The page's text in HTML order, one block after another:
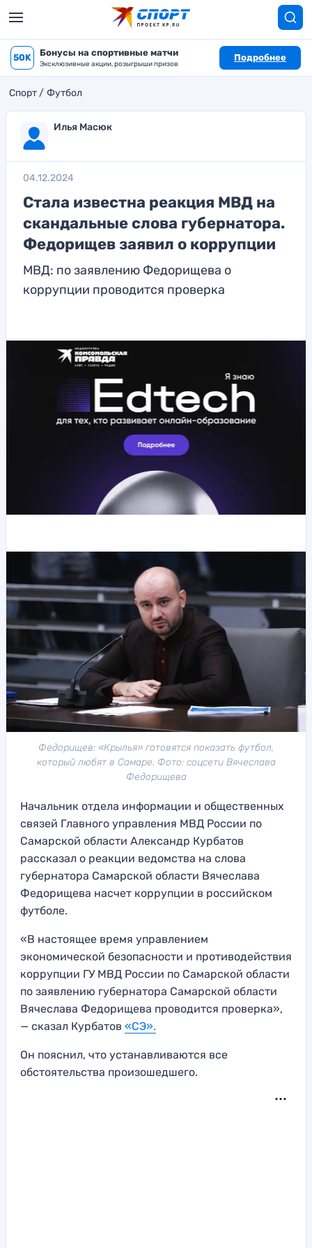
50K Бонусы на спортивные матчи
Эксклюзивные акции, розыгрыши призов
Подробнее
Спорт Футбол
Илья Масюк
04.12.2024
Стала известна реакция МВД на
скандальные слова губернатора.
Федорищев заявил о коррупции
МВД: по заявлению Федорищева о
коррупции проводится проверка
Федорищев: «Крылья» готовятся показать футбол,
который любят в Самаре. Фото: соцсети Вячеслава
Федорищева
Начальник отдела информации и общественных
связей Главного управления МВД России по
Самарской области Александр Курбатов
рассказал о реакции ведомства на слова
губернатора Самарской области Вячеслава
Федорищева насчет коррупции в российском
футболе.
«В настоящее время управлением
экономической безопасности и противодействия
коррупции ГУ МВД России по Самарской области
по заявлению губернатора Самарской области
Вячеслава Федорищева проводится проверка»,
— сказал Курбатов «СЭ».
Он пояснил, что устанавливаются все
обстоятельства произошедшего.